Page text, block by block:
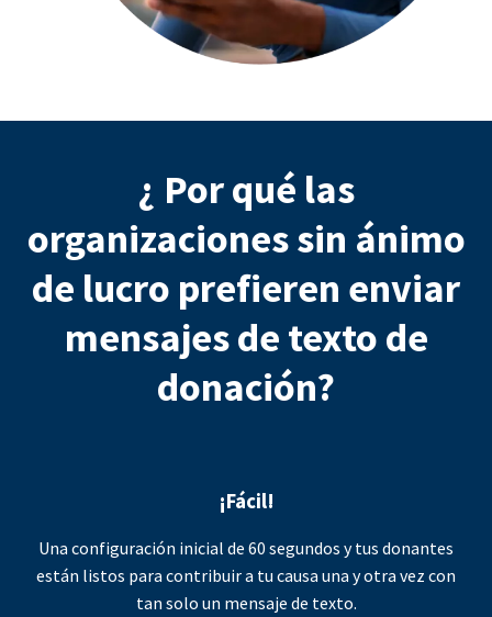
¿ Por qué las
organizaciones sin ánimo
de lucro prefieren enviar
mensajes de texto de
donación?
¡Fácil!
Una configuración inicial de 60 segundos y tus donantes
están listos para contribuir a tu causa una y otra vez con
tan solo un mensaje de texto.